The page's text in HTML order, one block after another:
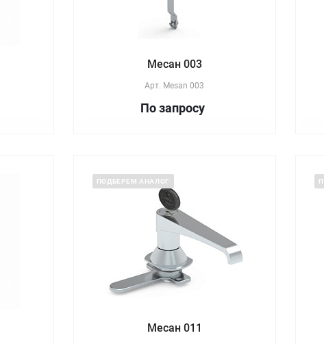
Месан 003
Арт. Mesan 003
По запросу
ПОДБЕРЕМ АНАЛОГ
Месан 011